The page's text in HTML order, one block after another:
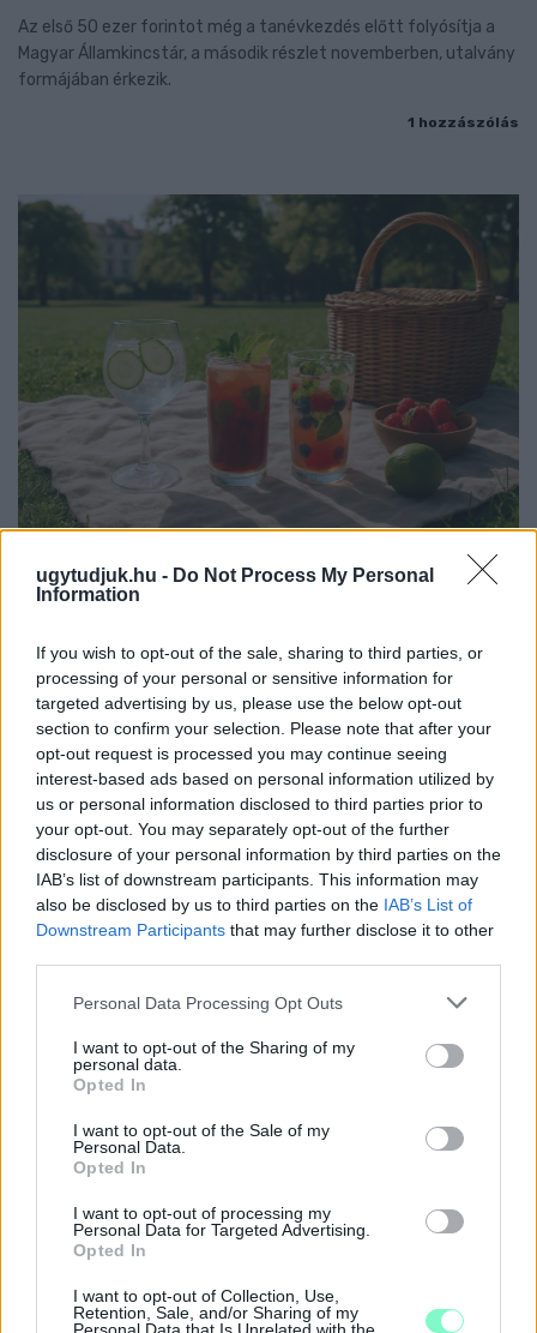
ugytudjuk.hu - Do Not Process My Personal
Information
If you wish to opt-out of the sale, sharing to third parties, or
processing of your personal or sensitive information for
targeted advertising by us, please use the below opt-out
section to confirm your selection. Please note that after your
opt-out request is processed you may continue seeing
interest-based ads based on personal information utilized by
us or personal information disclosed to third parties prior to
your opt-out. You may separately opt-out of the further
disclosure of your personal information by third parties on the
IAB’s list of downstream participants. This information may
also be disclosed by us to third parties on the IAB’s List of
Downstream Participants that may further disclose it to other
Please note that this website/app uses one or more Google
not limited to your visit or usage behaviour. You may click to
grant or deny consent to Google and its third-party tags to
use your data for below specified purposes in below Google
consent section.
Personal Data Processing Opt Outs
I want to opt-out of the Sharing of my
personal data.
Opted In
I want to opt-out of the Sale of my
Personal Data.
Opted In
I want to opt-out of processing my
Personal Data for Targeted Advertising.
Opted In
I want to opt-out of Collection, Use,
Retention, Sale, and/or Sharing of my
Az első 50 ezer forintot még a tanévkezdés előtt folyósítja a
Magyar Államkincstár, a második részlet novemberben, utalvány
formájában érkezik.
1 hozzászólás
PIKNIK ITALOK: ÍZEK ÉS ÉLMÉNYEK A SZABADBAN
Ahogy tavaszodik és a nap egyre tovább marad velünk, sokaknak
Szólj hozzá!
ÖRÖMHÍR: TÍZ ÉVE NEM VOLT ILYEN ALACSONY AZ
Júliusban mindössze 1,2 százalékkal emelkedtek éves
már csökkent.